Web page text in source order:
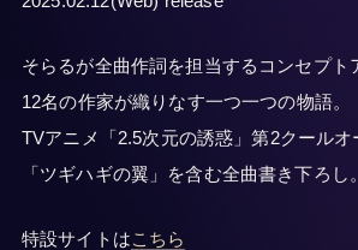
そらるが全曲作詞を担当するコンセプト
12名の作家が織りなす一つ一つの物語。
TVアニメ「2.5次元の誘惑」第2クールオ
「ツギハギの翼」を含む全曲書き下ろし。
特設サイトはこちら